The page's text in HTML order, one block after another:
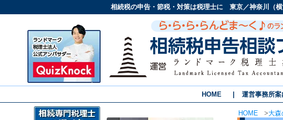
相続税の申告・節税・対策は税理士に 東京／神奈川（
HOME 運営事務所案
HOME >大森